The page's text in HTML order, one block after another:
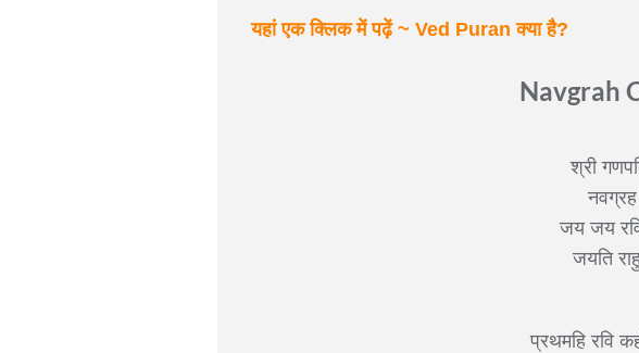
यहां एक क्लिक में पढ़ें ~ Ved Puran क्या है?
Navgrah
श्री
जय जय
जयति
प्रथमहि रवि